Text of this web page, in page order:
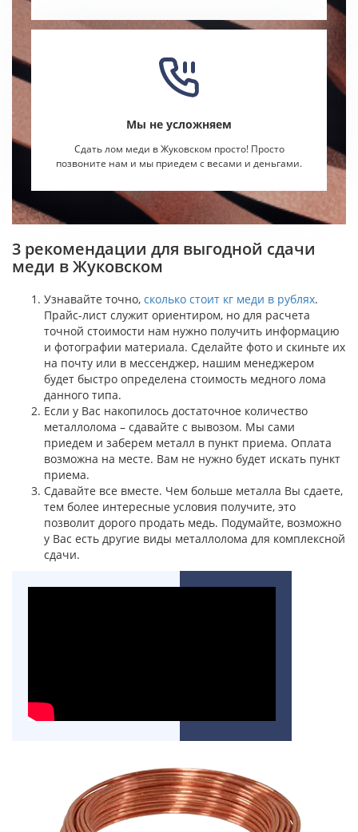
Мы не усложняем
Сдать лом меди в Жуковском просто! Просто
позвоните нам и мы приедем с весами и деньгами.
3 рекомендации для выгодной сдачи
меди в Жуковском
Узнавайте точно, сколько стоит кг меди в рублях.
Прайс-лист служит ориентиром, но для расчета
точной стоимости нам нужно получить информацию
и фотографии материала. Сделайте фото и скиньте их
на почту или в мессенджер, нашим менеджером
будет быстро определена стоимость медного лома
данного типа.
Если у Вас накопилось достаточное количество
металлолома – сдавайте с вывозом. Мы сами
приедем и заберем металл в пункт приема. Оплата
возможна на месте. Вам не нужно будет искать пункт
приема.
Сдавайте все вместе. Чем больше металла Вы сдаете,
тем более интересные условия получите, это
позволит дорого продать медь. Подумайте, возможно
у Вас есть другие виды металлолома для комплексной
сдачи.